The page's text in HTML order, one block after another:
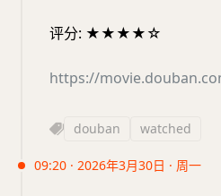
评分: ★★★★☆
https://
douban watched
09:20 · 2026年3月30日 · 周一